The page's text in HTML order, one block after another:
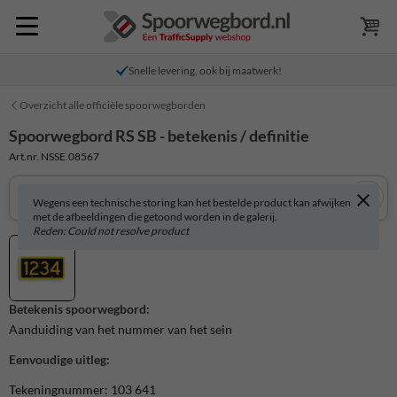
Snelle levering, ook bij maatwerk!
Overzicht alle officiële spoorwegborden
Spoorwegbord RS SB - betekenis / definitie
Art.nr. NSSE.08567
Wegens een technische storing kan het bestelde product kan afwijken
met de afbeeldingen die getoond worden in de galerij.
Reden: Could not resolve product
Betekenis spoorwegbord:
Aanduiding van het nummer van het sein
Eenvoudige uitleg:
Tekeningnummer: 103 641